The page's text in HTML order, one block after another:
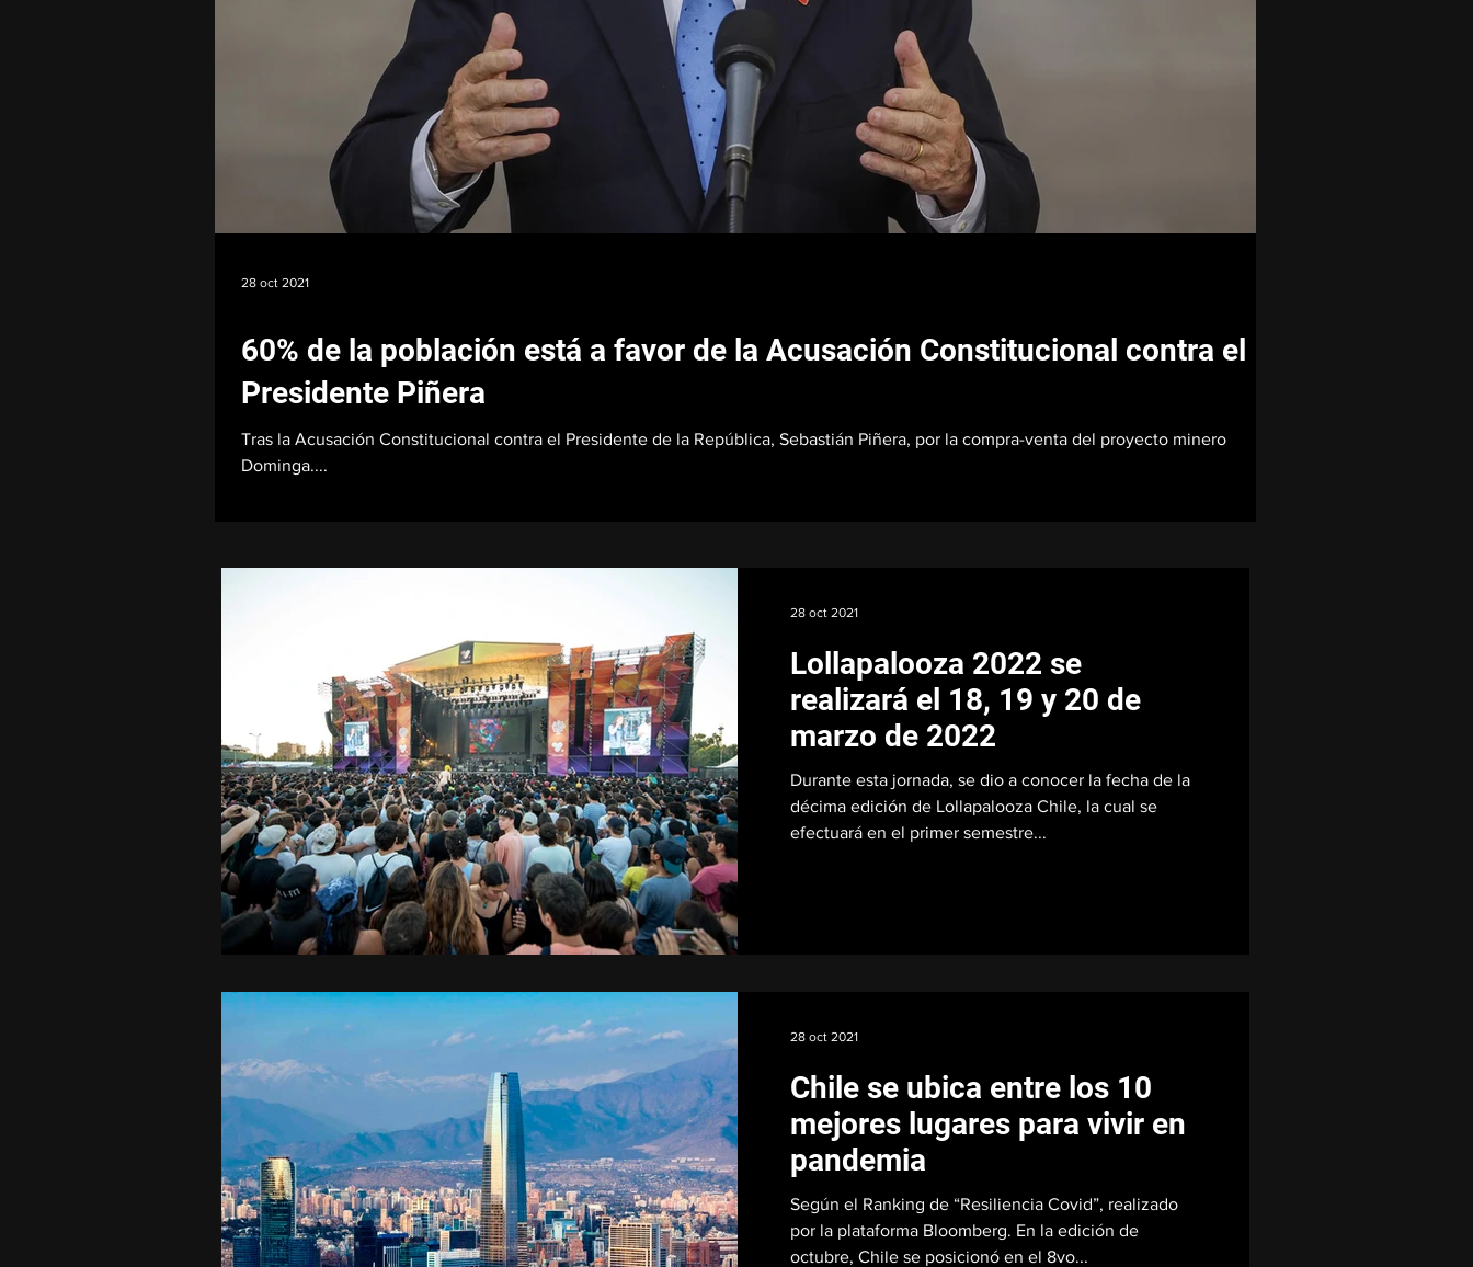
60% de la población está a favor de la Acusación Constitucional contra el
Presidente Piñera
Tras la Acusación Constitucional contra el Presidente de la República, Sebastián Piñera, por la compra-venta del proyecto minero
Dominga....
28 oct 2021
Lollapalooza 2022 se
realizará el 18, 19 y 20 de
marzo de 2022
Durante esta jornada, se dio a conocer la fecha de la
décima edición de Lollapalooza Chile, la cual se
efectuará en el primer semestre...
28 oct 2021
Chile se ubica entre los 10
mejores lugares para vivir en
pandemia
Según el Ranking de “Resiliencia Covid”, realizado
por la plataforma Bloomberg. En la edición de
octubre, Chile se posicionó en el 8vo...
28 oct 2021